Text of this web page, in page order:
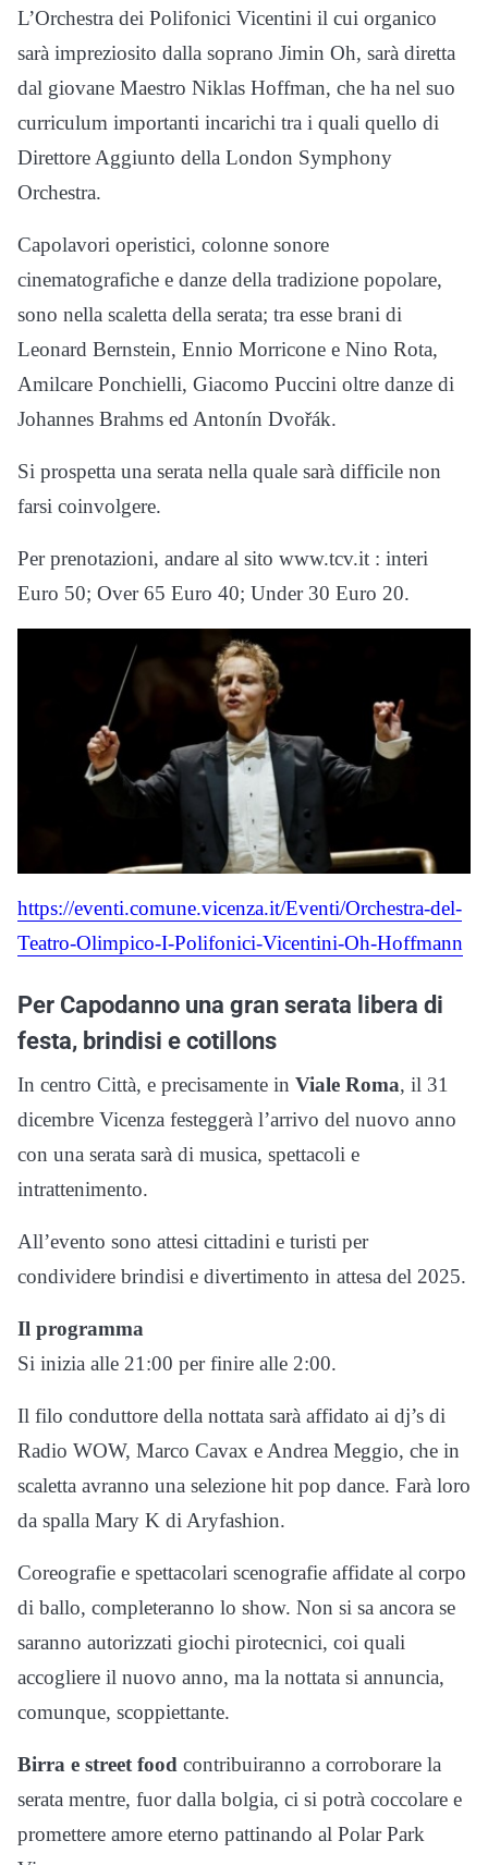
L’Orchestra dei Polifonici Vicentini il cui organico
sarà impreziosito dalla soprano Jimin Oh, sarà diretta
dal giovane Maestro Niklas Hoffman, che ha nel suo
curriculum importanti incarichi tra i quali quello di
Direttore Aggiunto della London Symphony
Orchestra.
Capolavori operistici, colonne sonore
cinematografiche e danze della tradizione popolare,
sono nella scaletta della serata; tra esse brani di
Leonard Bernstein, Ennio Morricone e Nino Rota,
Amilcare Ponchielli, Giacomo Puccini oltre danze di
Johannes Brahms ed Antonín Dvořák.
Si prospetta una serata nella quale sarà difficile non
farsi coinvolgere.
Per prenotazioni, andare al sito www.tcv.it : interi
Euro 50; Over 65 Euro 40; Under 30 Euro 20.
https://eventi.comune.vicenza.it/Eventi/Orchestra-del-
Teatro-Olimpico-I-Polifonici-Vicentini-Oh-Hoffmann
Per Capodanno una gran serata libera di
festa, brindisi e cotillons
In centro Città, e precisamente in Viale Roma, il 31
dicembre Vicenza festeggerà l’arrivo del nuovo anno
con una serata sarà di musica, spettacoli e
intrattenimento.
All’evento sono attesi cittadini e turisti per
condividere brindisi e divertimento in attesa del 2025.
Il programma
Si inizia alle 21:00 per finire alle 2:00.
Il filo conduttore della nottata sarà affidato ai dj’s di
Radio WOW, Marco Cavax e Andrea Meggio, che in
scaletta avranno una selezione hit pop dance. Farà loro
da spalla Mary K di Aryfashion.
Coreografie e spettacolari scenografie affidate al corpo
di ballo, completeranno lo show. Non si sa ancora se
saranno autorizzati giochi pirotecnici, coi quali
accogliere il nuovo anno, ma la nottata si annuncia,
comunque, scoppiettante.
Birra e street food contribuiranno a corroborare la
serata mentre, fuor dalla bolgia, ci si potrà coccolare e
promettere amore eterno pattinando al Polar Park